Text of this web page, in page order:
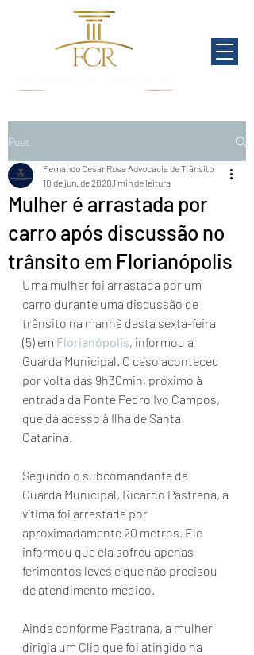
Post
Mulher é arrastada por
carro após discussão no
trânsito em Florianópolis
Fernando Cesar Rosa Advocacia de Trânsito
10 de jun. de 2020 1 min de leitura
Uma mulher foi arrastada por um
carro durante uma discussão de
trânsito na manhã desta sexta-feira
(5) em Florianópolis, informou a
Guarda Municipal. O caso aconteceu
por volta das 9h30min, próximo à
entrada da Ponte Pedro Ivo Campos,
que dá acesso à Ilha de Santa
Catarina.
Segundo o subcomandante da
Guarda Municipal, Ricardo Pastrana, a
vítima foi arrastada por
aproximadamente 20 metros. Ele
informou que ela sofreu apenas
ferimentos leves e que não precisou
de atendimento médico.
Ainda conforme Pastrana, a mulher
dirigia um Clio que foi atingido na